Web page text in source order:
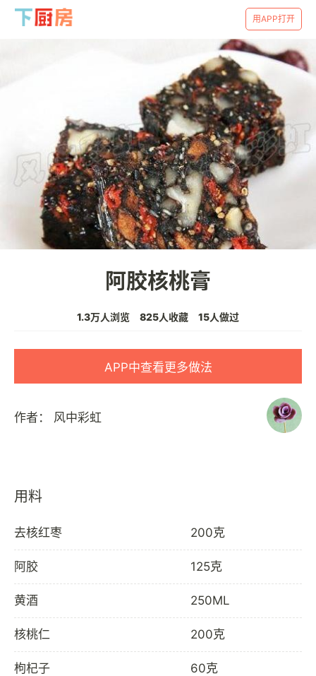
用APP打开
阿胶核桃膏
1.3万人浏览 825人收藏 15人做过
APP中查看更多做法
作者： 风中彩虹
用料
去核红枣 200克
阿胶 125克
黄酒 250ML
核桃仁 200克
枸杞子 60克